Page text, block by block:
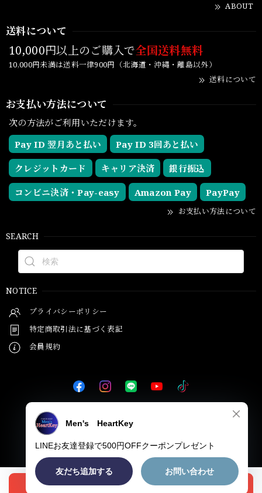
ABOUT
送料について
10,000円以上のご購入で全国送料無料
10,000円未満は送料一律900円（北海道・沖縄・離島以外）
送料について
お支払い方法について
次の方法がご利用いただけます。
Pay ID 翌月あと払い
Pay ID 3回あと払い
クレジットカード キャリア決済 銀行振込
コンビニ決済・Pay-easy Amazon Pay PayPay
お支払い方法について
SEARCH
NOTICE
プライバシーポリシー
特定商取引法に基づく表記
会員規約
© Men's HeartKey
オプションを選択